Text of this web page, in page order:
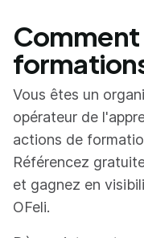
Vous êtes un
opérateur de
actions de
Référencez
et gagnez en
OFeli.